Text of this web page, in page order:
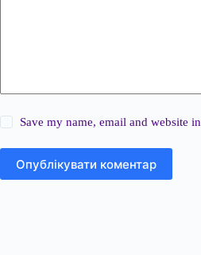
Save my name, email and website
Опублікувати коментар